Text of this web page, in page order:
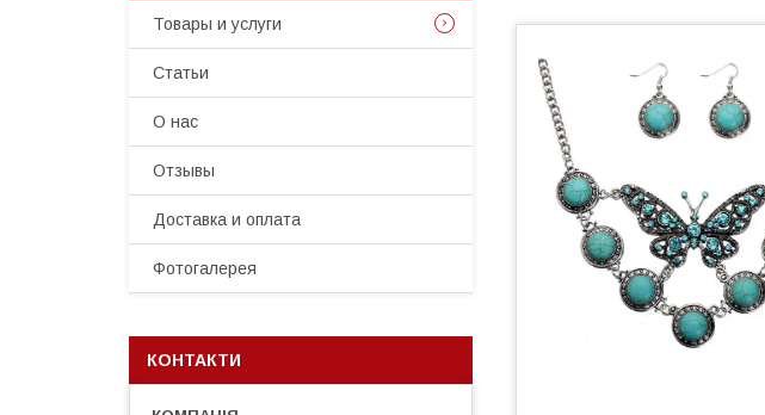
Товары и услуги
Статьи
О нас
Отзывы
Доставка и оплата
Фотогалерея
КОНТАКТИ